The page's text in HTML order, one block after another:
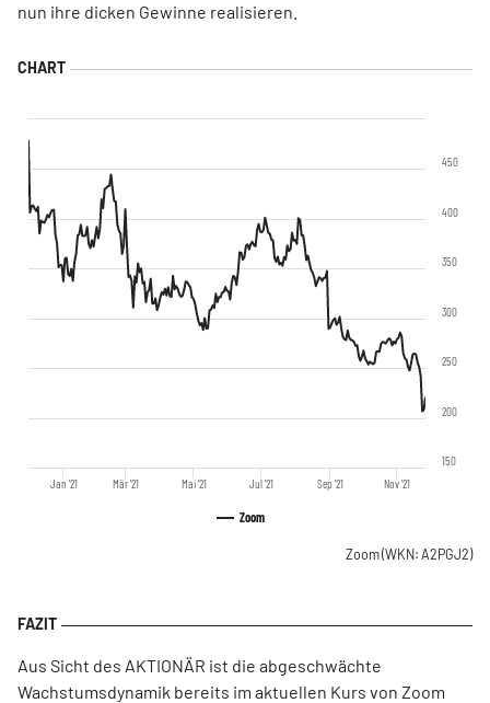
nun ihre dicken Gewinne realisieren.
Zoom
Jan '21 Mär '21 Mai '21 Jul '21 Sep '21 Nov '21
150
200
250
300
350
400
450
Zoom(WKN: A2PGJ2)
Aus Sicht des AKTIONÄR ist die abgeschwächte
Wachstumsdynamik bereits im aktuellen Kurs von Zoom